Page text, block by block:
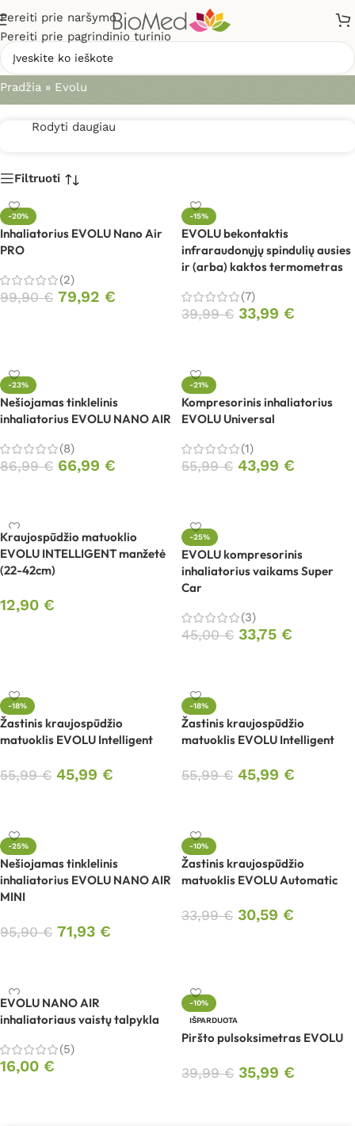
Pereiti prie naršymo
Pereiti prie pagrindinio turinio
Evolu
Pradžia » Evolu
Rodyti daugiau
Filtruoti
-20%
Inhaliatorius EVOLU Nano Air
PRO
(2)
99,90€ 79,92 €
-15%
EVOLU bekontaktis
infraraudonųjų spindulių ausies
ir (arba) kaktos termometras
(7)
39,99€ 33,99 €
-23%
Nešiojamas tinklelinis
inhaliatorius EVOLU NANO AIR
(8)
86,99€ 66,99 €
-21%
Kompresorinis inhaliatorius
EVOLU Universal
(1)
55,99€ 43,99 €
Kraujospūdžio matuoklio
EVOLU INTELLIGENT manžetė
(22-42cm)
12,90 €
-25%
EVOLU kompresorinis
inhaliatorius vaikams Super
Car
(3)
45,00€ 33,75 €
-18%
Žastinis kraujospūdžio
matuoklis EVOLU Intelligent
55,99€ 45,99 €
-18%
Žastinis kraujospūdžio
matuoklis EVOLU Intelligent
55,99€ 45,99 €
-25%
Nešiojamas tinklelinis
inhaliatorius EVOLU NANO AIR
MINI
95,90€ 71,93 €
-10%
Žastinis kraujospūdžio
matuoklis EVOLU Automatic
33,99€ 30,59 €
EVOLU NANO AIR
inhaliatoriaus vaistų talpykla
(5)
16,00 €
-10%
IŠPARDUOTA
Piršto pulsoksimetras EVOLU
39,99€ 35,99 €